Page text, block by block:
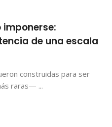
de una escala
construidas para ser
raras— ...